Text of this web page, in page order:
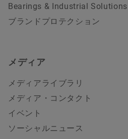
Bearings & Industrial Solutions
ブランドプロテクション
メディア
メディアライブラリ
メディア・コンタクト
イベント
ソーシャルニュース